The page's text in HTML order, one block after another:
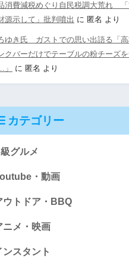
消費減税めぐり自民税調大荒れ 「
源示して」批判噴出 に 匿名 より
ゆき氏 ガストでの思い出語る「高
クバーだけでテーブルの粉チーズ
に 匿名 より
カテゴリー
グルメ
・動画
ウトドア・BBQ
ニメ・映画
ンスタント